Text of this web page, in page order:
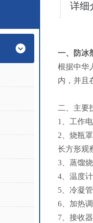
详细
一、
防冰
根据中华
内，并且
二、主要
1、工作
2、烧瓶
长方形观
3、蒸馏
4、温度
5、冷凝
6、加热
7、接收